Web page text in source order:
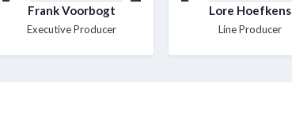
Frank Voorbogt
Executive Producer
Lore Hoefkens
Line Producer